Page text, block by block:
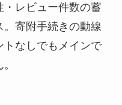
レビュー件数の蓄
寄附手続きの動線
トなしでもメインで